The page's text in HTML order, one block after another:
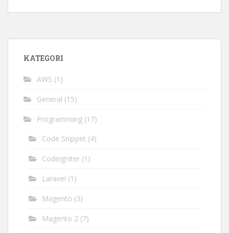
KATEGORI
AWS (1)
General (15)
Programming (17)
Code Snippet (4)
Codeigniter (1)
Laravel (1)
Magento (3)
Magento 2 (7)